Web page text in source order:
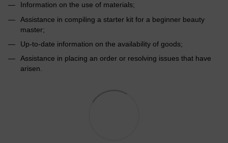
Information on the use of materials;
Assistance in compiling a starter kit for a beginner beauty
master;
Up-to-date information on the availability of goods;
Assistance in placing an order or resolving issues that have
arisen.